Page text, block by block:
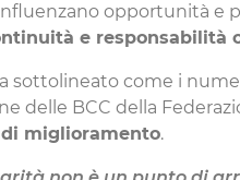
opportunità e
e responsabilità
sottolineato come i
delle BCC della
miglioramento.